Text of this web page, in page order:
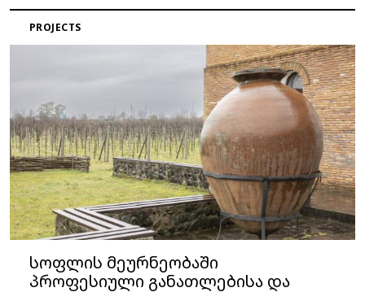
PROJECTS
სოფლის მეურნეობაში
პროფესიული განათლებისა და